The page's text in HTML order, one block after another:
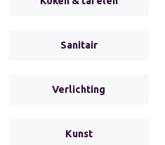
Sanitair
Verlichting
Kunst